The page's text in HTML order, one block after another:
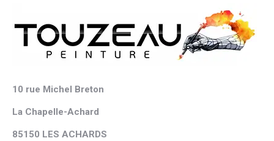
10 rue Michel Breton
La Chapelle-Achard
85150 LES ACHARDS